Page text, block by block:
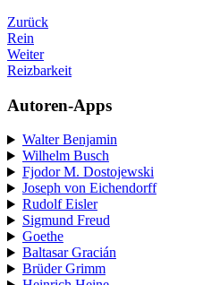
Zurück
Rein
Weiter
Reizbarkeit
Autoren-Apps
Walter Benjamin
Wilhelm Busch
Fjodor M. Dostojewski
Joseph von Eichendorff
Rudolf Eisler
Sigmund Freud
Goethe
Baltasar Gracián
Brüder Grimm